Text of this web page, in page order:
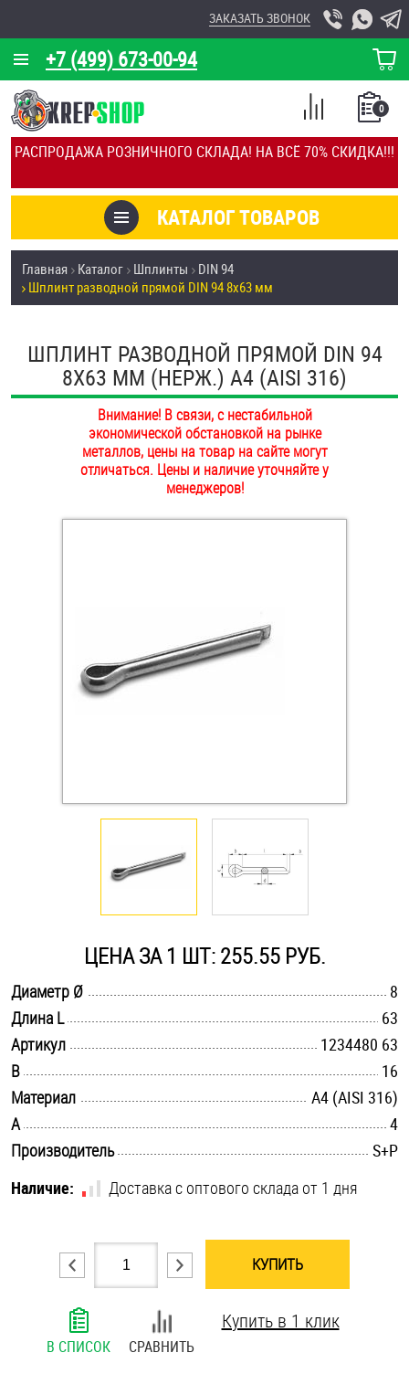
РАСПРОДАЖА РОЗНИЧНОГО СКЛАДА! НА ВСЁ 70% СКИДКА!!!
+7 (499) 673-00-94
ЗАКАЗАТЬ ЗВОНОК
КОРЗИНА
О КОМПАНИИ
КАЛЬКУЛЯТОР
ОТЗЫВЫ
УСЛУГИ
СКИДКИ
ОПТ
ПОКУПАТЕЛЯМ
ОПЛАТА И ДОСТАВКА
НАШИ МАГАЗИНЫ
КАТАЛОГ ТОВАРОВ
0
СПИСОК
СРАВНЕНИЕ
Товары со скидкой
Анкеры
Антивандальный крепёж, инструмент
Болты и винты
Втулки
Заклепки (Гайки-Заклепки)
Инструмент
Крюки, кольца с шурупной резьбой
Оснастка и аксессуары для яхт
Саморезы и шурупы
Стопорные кольца
Хомуты
Шплинты
Штифты и пальцы
Главная Каталог Шплинты
DIN 94
Шплинт разводной прямой DIN 94 8х63 мм
ШПЛИНТ РАЗВОДНОЙ ПРЯМОЙ DIN 94
8Х63 ММ (НЕРЖ.) A4 (AISI 316)
Внимание! В связи, с нестабильной
экономической обстановкой на рынке
металлов, цены на товар на сайте могут
отличаться. Цены и наличие уточняйте у
менеджеров!
ЦЕНА ЗА 1 ШТ: 255.55 РУБ.
Диаметр Ø
8
Длина L
63
Артикул
1234480 63
B
16
Материал
A4 (AISI 316)
A
4
Производитель
S+P
Наличие:
Доставка с оптового склада от 1 дня
КУПИТЬ
В СПИСОК СРАВНИТЬ
Купить в 1 клик